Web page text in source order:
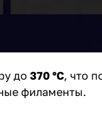
до 370 °C, что
филаменты.